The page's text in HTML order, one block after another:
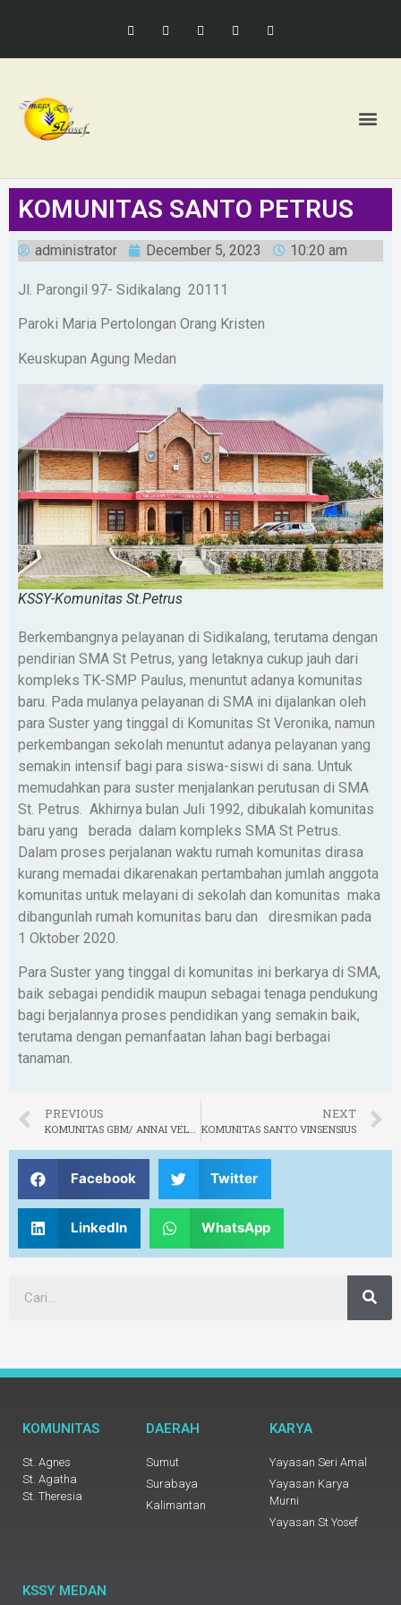
KOMUNITAS SANTO PETRUS
administrator December 5, 2023 10:20 am
Jl. Parongil 97- Sidikalang 20111
Paroki Maria Pertolongan Orang Kristen
Keuskupan Agung Medan
KSSY-Komunitas St.Petrus
Berkembangnya pelayanan di Sidikalang, terutama dengan
pendirian SMA St Petrus, yang letaknya cukup jauh dari
kompleks TK-SMP Paulus, menuntut adanya komunitas
baru. Pada mulanya pelayanan di SMA ini dijalankan oleh
para Suster yang tinggal di Komunitas St Veronika, namun
perkembangan sekolah menuntut adanya pelayanan yang
semakin intensif bagi para siswa-siswi di sana. Untuk
memudahkan para suster menjalankan perutusan di SMA
St. Petrus. Akhirnya bulan Juli 1992, dibukalah komunitas
baru yang berada dalam kompleks SMA St Petrus.
Dalam proses perjalanan waktu rumah komunitas dirasa
kurang memadai dikarenakan pertambahan jumlah anggota
komunitas untuk melayani di sekolah dan komunitas maka
dibangunlah rumah komunitas baru dan diresmikan pada
1 Oktober 2020.
Para Suster yang tinggal di komunitas ini berkarya di SMA,
baik sebagai pendidik maupun sebagai tenaga pendukung
bagi berjalannya proses pendidikan yang semakin baik,
terutama dengan pemanfaatan lahan bagi berbagai
tanaman.
PREVIOUS NEXT
KOMUNITAS SANTO VINSENSIUS
Facebook Twitter
LinkedIn WhatsApp
KOMUNITAS
St. Agnes
St. Agatha
St. Theresia
DAERAH
Sumut
Surabaya
Kalimantan
KARYA
Yayasan Seri Amal
Yayasan Karya
Murni
Yayasan St Yosef
KSSY MEDAN